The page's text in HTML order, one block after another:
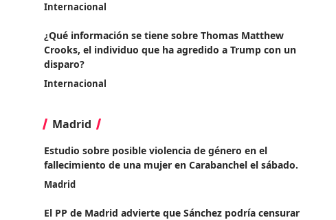
Internacional
¿Qué información se tiene sobre Thomas Matthew
Crooks, el individuo que ha agredido a Trump con un
disparo?
Internacional
Madrid
Estudio sobre posible violencia de género en el
fallecimiento de una mujer en Carabanchel el sábado.
Madrid
El PP de Madrid advierte que Sánchez podría censurar